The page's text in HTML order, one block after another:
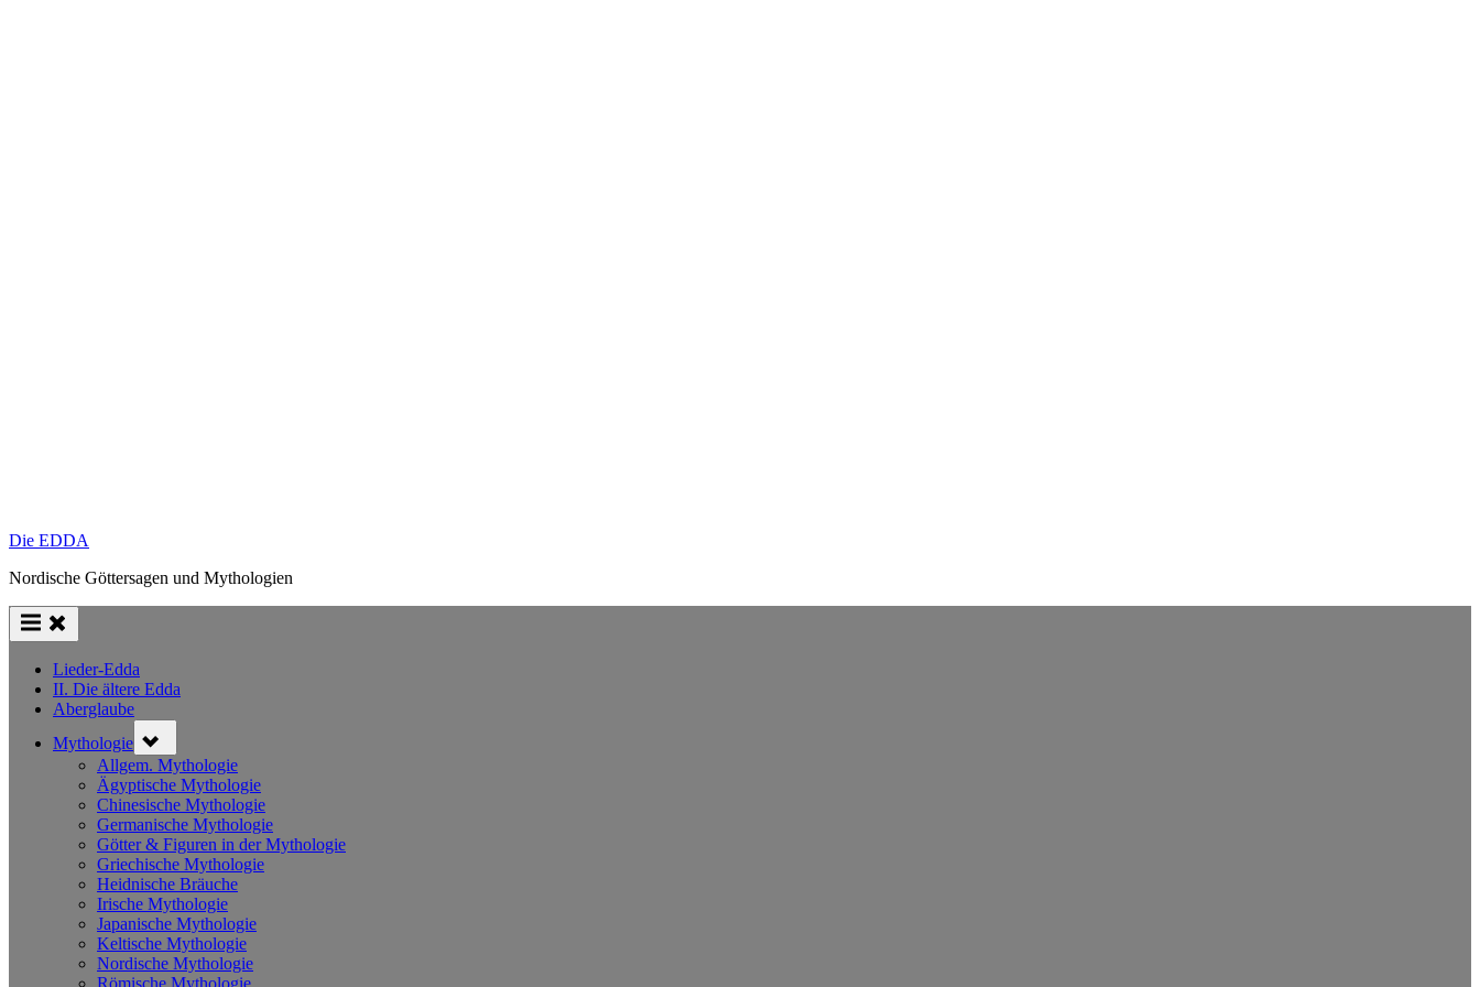
Die EDDA
Nordische Göttersagen und Mythologien
Lieder-Edda
II. Die ältere Edda
Aberglaube
Mythologie sub-
menu
Allgem. Mythologie
Ägyptische Mythologie
Chinesische Mythologie
Germanische Mythologie
Götter & Figuren in der Mythologie
Griechische Mythologie
Heidnische Bräuche
Irische Mythologie
Japanische Mythologie
Keltische Mythologie
Nordische Mythologie
Römische Mythologie